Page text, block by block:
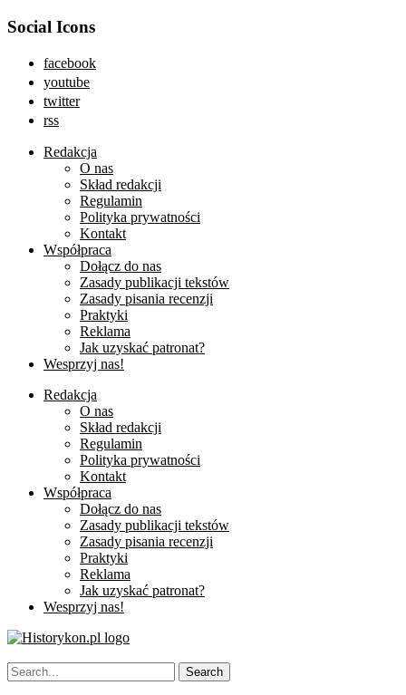
Social Icons
facebook
youtube
twitter
rss
Redakcja
O nas
Skład redakcji
Regulamin
Polityka prywatności
Kontakt
Współpraca
Dołącz do nas
Zasady publikacji tekstów
Zasady pisania recenzji
Praktyki
Reklama
Jak uzyskać patronat?
Wesprzyj nas!
Redakcja
O nas
Skład redakcji
Regulamin
Polityka prywatności
Kontakt
Współpraca
Dołącz do nas
Zasady publikacji tekstów
Zasady pisania recenzji
Praktyki
Reklama
Jak uzyskać patronat?
Wesprzyj nas!